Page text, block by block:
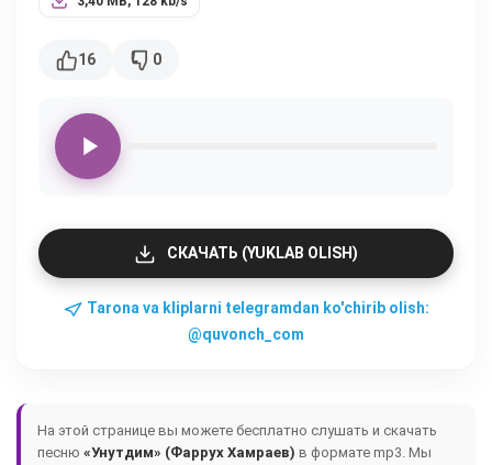
16 0
СКАЧАТЬ (YUKLAB OLISH)
Tarona va kliplarni telegramdan ko'chirib olish:
@quvonch_com
На этой странице вы можете бесплатно слушать и скачать
песню «Унутдим» (Фаррух Хамраев) в формате mp3. Мы